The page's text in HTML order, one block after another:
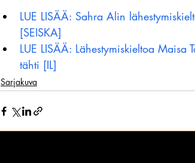
LUE LISÄÄ: Sahra Alin
[SEISKA]
LUE LISÄÄ: Lähestymiskieltoa
tähti [IL]
Sarjakuva